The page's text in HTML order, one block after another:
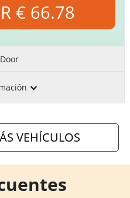
€ 66.78
VEHÍCULOS